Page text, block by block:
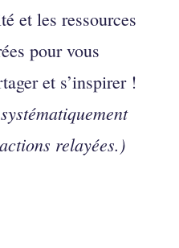
et les ressources
pour vous
et s’inspirer !
relayées.)